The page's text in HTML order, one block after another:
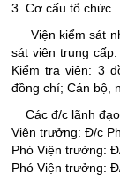
3. Cơ cấu tổ chức
Viện kiểm sát
sát viên trung
Kiểm tra viên: 3
đồng chí; Cán bộ,
Các đ/c lãnh
Viện trưởng: Đ/c
Phó Viện trưởng:
Phó Viện trưởng: